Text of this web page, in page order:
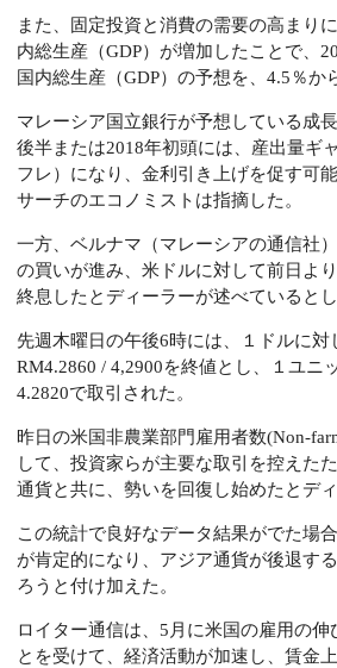
また、固定投資と消費の需要の高まり
内総生産（GDP）が増加したことで、
国内総生産（GDP）の予想を、4.5％か
マレーシア国立銀行が予想している成
後半または2018年初頭には、産出量ギ
フレ）になり、金利引き上げを促す可
サーチのエコノミストは指摘した。
一方、ベルナマ（マレーシアの通信社
の買いが進み、米ドルに対して前日よ
終息したとディーラーが述べているとし
先週木曜日の午後6時には、１ドルに対
RM4.2860 / 4,2900を終値とし、１ユニ
4.2820で取引された。
昨日の米国非農業部門雇用者数(Non-
して、投資家らが主要な取引を控えた
通貨と共に、勢いを回復し始めたとデ
この統計で良好なデータ結果がでた場
が肯定的になり、アジア通貨が後退す
ろうと付け加えた。
ロイター通信は、5月に米国の雇用の伸
とを受けて、経済活動が加速し、賃金